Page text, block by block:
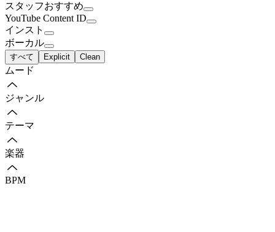
スタッフおすすめ
YouTube Content ID
インスト
ボーカル
すべて Explicit Clean
ムード
ジャンル
テーマ
楽器
BPM